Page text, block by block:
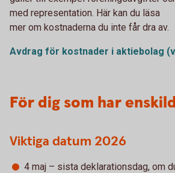
med representation. Här kan du läsa
mer om kostnaderna du inte får dra av.
Avdrag för kostnader i aktiebolag
För dig som har
Viktiga datum 2026
4 maj – sista deklarationsdag, om